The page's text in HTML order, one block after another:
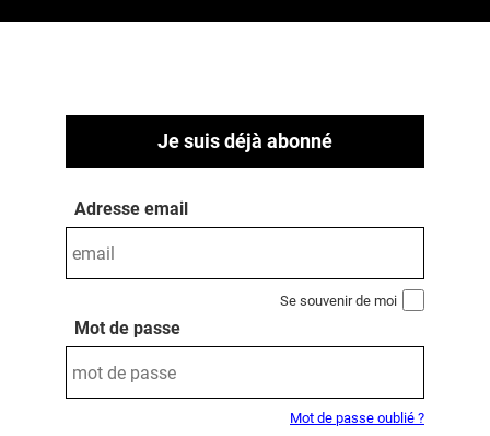
Je suis déjà abonné
Adresse email
Se souvenir de moi
Mot de passe
Mot de passe oublié ?